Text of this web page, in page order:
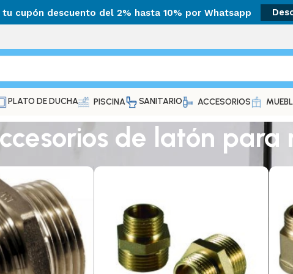
tu cupón descuento del 2% hasta 10% por Whatsapp
PLATO DE DUCHA PISCINA SANITARIO ACCESORIOS
de latón para